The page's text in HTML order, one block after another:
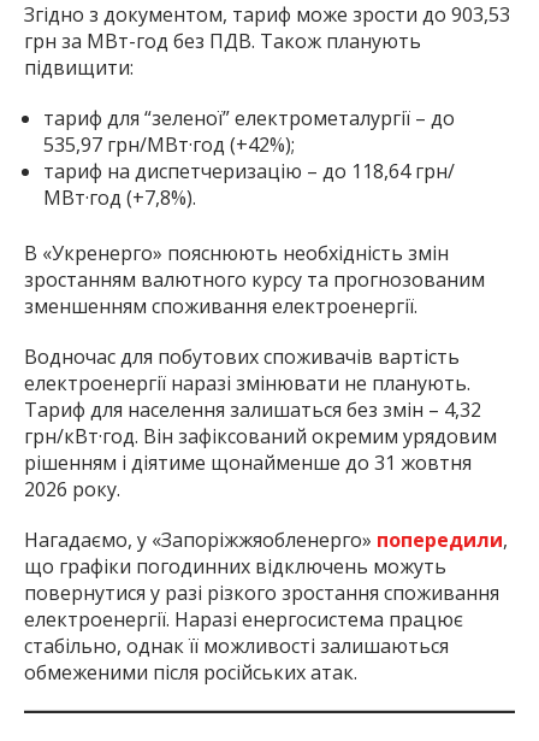
Згідно з документом, тариф може зрости до 903,53
грн за МВт-год без ПДВ. Також планують
підвищити:
тариф для “зеленої” електрометалургії – до
535,97 грн/МВт·год (+42%);
тариф на диспетчеризацію – до 118,64 грн/
МВт·год (+7,8%).
В «Укренерго» пояснюють необхідність змін
зростанням валютного курсу та прогнозованим
зменшенням споживання електроенергії.
Водночас для побутових споживачів вартість
електроенергії наразі змінювати не планують.
Тариф для населення залишаться без змін – 4,32
грн/кВт·год. Він зафіксований окремим урядовим
рішенням і діятиме щонайменше до 31 жовтня
2026 року.
Нагадаємо, у «Запоріжжяобленерго» попередили,
що графіки погодинних відключень можуть
повернутися у разі різкого зростання споживання
електроенергії. Наразі енергосистема працює
стабільно, однак її можливості залишаються
обмеженими після російських атак.